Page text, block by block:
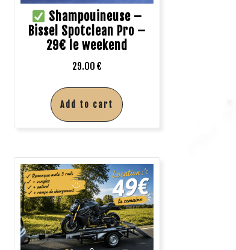
Shampouineuse –
Bissel Spotclean Pro –
29€ le weekend
29.00 €
Add to cart